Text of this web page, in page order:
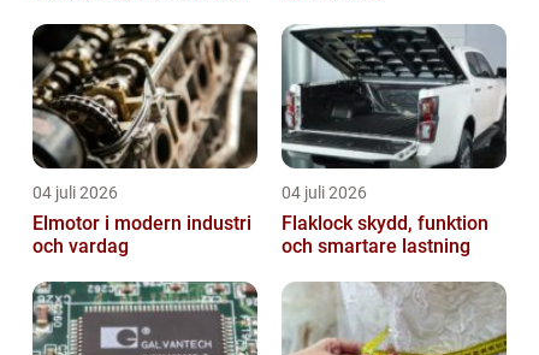
04 juli 2026
Elmotor i modern industri
och vardag
04 juli 2026
Flaklock skydd, funktion
och smartare lastning